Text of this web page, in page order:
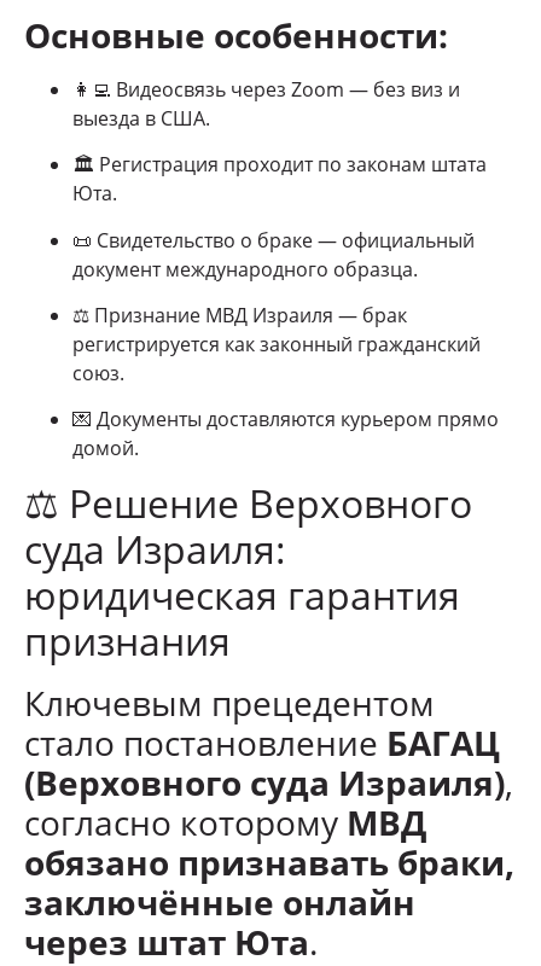
Основные особенности:
👩‍💻 Видеосвязь через Zoom — без виз и
выезда в США.
🏛 Регистрация проходит по законам штата
Юта.
📜 Свидетельство о браке — официальный
документ международного образца.
⚖ Признание МВД Израиля — брак
регистрируется как законный гражданский
союз.
💌 Документы доставляются курьером прямо
домой.
⚖ Решение Верховного
суда Израиля:
юридическая гарантия
признания
Ключевым прецедентом
стало постановление БАГАЦ
(Верховного суда Израиля),
согласно которому МВД
обязано признавать браки,
заключённые онлайн
через штат Юта.